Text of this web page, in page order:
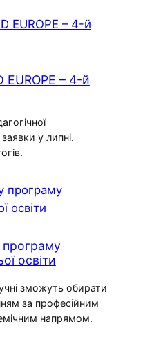
EUROPE – 4-й
у липні.
освіти
зможуть обирати
за професійним
напрямом.